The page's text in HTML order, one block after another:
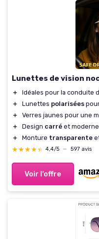
Lunettes de vision
＋
Idéales pour la conduite
＋
Lunettes polarisées
＋
Verres jaunes pour une
＋
Design carré et moderne
＋
Monture transparente
★★★★★
★★★★★ 4,4/5 — 597 avis
Voir l'offre